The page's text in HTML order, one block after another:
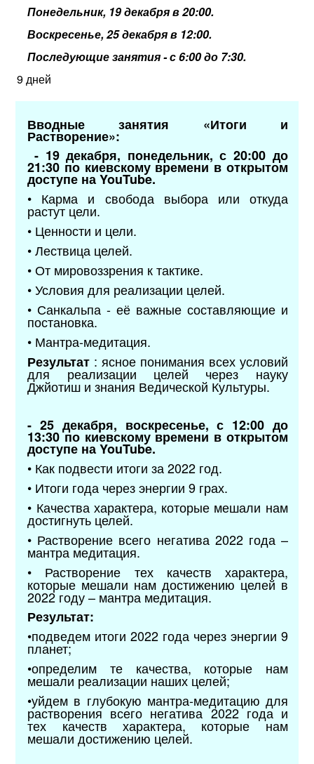
Понедельник, 19 декабря в 20:00.
Воскресенье, 25 декабря в 12:00.
Последующие занятия -с 6:00 до 7:30.
9 дней
Вводные занятия «Итоги и
Растворение»:
- 19 декабря, понедельник, с 20:00 до
21:30 по киевскому временив открытом
доступе на YouTube.
• Карма и свобода выбора или откуда
растут цели.
• Ценности и цели.
• Лествица целей.
• От мировоззрения к тактике.
• Условия для реализации целей.
• Санкальпа - её важные составляющие и
постановка.
• Мантра-медитация.
Результат : ясное понимания всех условий
для реализации целей через науку
Джйотиш и знания Ведической Культуры.
- 25 декабря, воскресенье, с 12:00 до
13:30по киевскому времени в открытом
доступе на YouTube.
• Как подвести итоги за 2022 год.
• Итоги года через энергии 9 грах.
• Качества характера, которые мешали нам
достигнуть целей.
• Растворение всего негатива 2022 года –
мантра медитация.
• Растворение тех качеств характера,
которые мешали нам достижению целей в
2022 году – мантра медитация.
Результат:
•подведем итоги 2022 года через энергии 9
планет;
•определим те качества, которые нам
мешали реализации наших целей;
•уйдем в глубокую мантра-медитацию для
растворения всего негатива 2022 года и
тех качеств характера, которые нам
мешали достижению целей.